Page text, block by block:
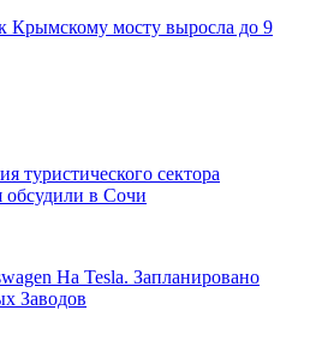
Крымскому мосту выросла до 9
туристического сектора
обсудили в Сочи
На Tesla. Запланировано
Заводов